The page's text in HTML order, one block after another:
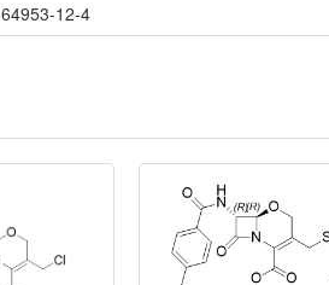
64953-12-4